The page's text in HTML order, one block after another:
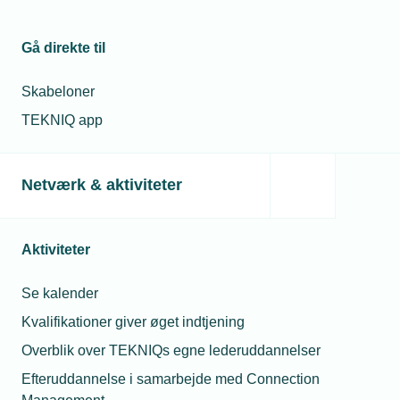
Gå direkte til
Skabeloner
TEKNIQ app
Netværk & aktiviteter
Aktiviteter
Se kalender
Kvalifikationer giver øget indtjening
Overblik over TEKNIQs egne lederuddannelser
Efteruddannelse i samarbejde med Connection
forbindelse med implementeringen af Direktivet på
om den videre implementering, herunder når det
indblik og vejledning i
Hent vejledning